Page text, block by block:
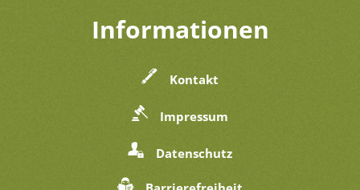
Informationen
Kontakt
Impressum
Datenschutz